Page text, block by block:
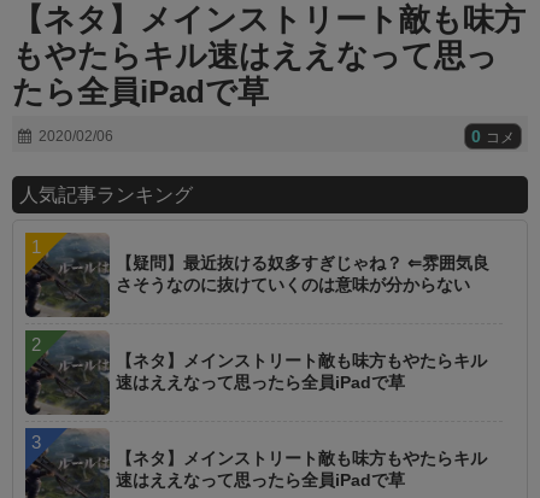
【ネタ】メインストリート敵も味方
もやたらキル速はええなって思っ
たら全員iPadで草
2020/02/06 0 コメ
人気記事ランキング
【疑問】最近抜ける奴多すぎじゃね？ ⇐雰囲気良
さそうなのに抜けていくのは意味が分からない
【ネタ】メインストリート敵も味方もやたらキル
速はええなって思ったら全員iPadで草
【ネタ】メインストリート敵も味方もやたらキル
速はええなって思ったら全員iPadで草